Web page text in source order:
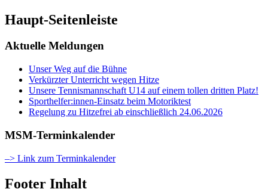
Haupt-Seitenleiste
Aktuelle Meldungen
Unser Weg auf die Bühne
Verkürzter Unterricht wegen Hitze
Unsere Tennismannschaft U14 auf einem tollen dritten Platz!
Sporthelfer:innen-Einsatz beim Motoriktest
Regelung zu Hitzefrei ab einschließlich 24.06.2026
MSM-Terminkalender
–> Link zum Terminkalender
Footer Inhalt